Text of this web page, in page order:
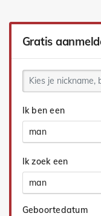
Gratis
Ik ben een
man
Ik zoek een
man
Geboortedatum